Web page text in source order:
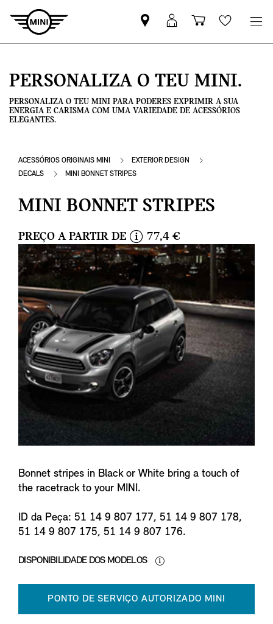
Pesquisar
parceiro
Iniciar
sessão
Carrinho
de
Wishlist
PERSONALIZA O TEU MINI.
PERSONALIZA O TEU MINI PARA PODERES EXPRIMIR A SUA
ENERGIA E CARISMA COM UMA VARIEDADE DE ACESSÓRIOS
ELEGANTES.
ACESSÓRIOS ORIGINAIS MINI
EXTERIOR DESIGN
DECALS
MINI BONNET STRIPES
MINI BONNET STRIPES
PREÇO A PARTIR DE
i
n
f
o
77,4 €
Bonnet stripes in Black or White bring a touch of
the racetrack to your MINI.
ID da Peça: 51 14 9 807 177, 51 14 9 807 178,
51 14 9 807 175, 51 14 9 807 176.
DISPONIBILIDADE DOS MODELOS
PONTO DE SERVIÇO AUTORIZADO MINI